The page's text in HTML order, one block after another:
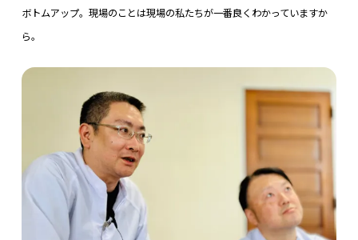
ボトムアップ。現場のことは現場の私たちが一番良くわかっていますか
ら。